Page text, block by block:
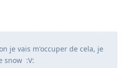
je vais m'occuper de cela, je
snow :V: